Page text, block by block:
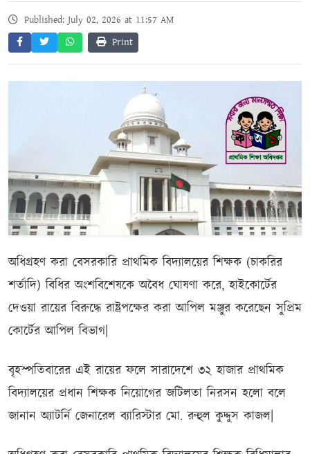
Published: July 02, 2026 at 11:57 AM
Print
অধিগ্রহণ করা বেসরকারি প্রাথমিক বিদ্যালয়ের শিক্ষক (চাকরির
শর্তাদি) বিধির অংশবিশেষকে অবৈধ ঘোষণা করে, হাইকোর্টের
দেওয়া রায়ের বিরুদ্ধে রাষ্ট্রপক্ষের করা আপিল মঞ্জুর করেছেন সুপ্রিম
কোর্টের আপিল বিভাগ|
বৃহস্পতিবারের এই রায়ের ফলে সারাদেশে ৩২ হাজার প্রাথমিক
বিদ্যালয়ের প্রধান শিক্ষক নিয়োগের জটিলতা নিরসন হলো বলে
জানান অ্যাটর্নি জেনারেল ব্যারিস্টার মো. রুহুল কুদ্দুস কাজল|